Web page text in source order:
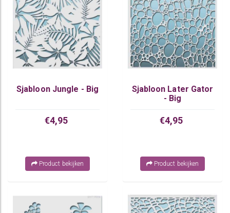
Sjabloon Jungle - Big
€4,95
Product bekijken
Sjabloon Later Gator
- Big
€4,95
Product bekijken